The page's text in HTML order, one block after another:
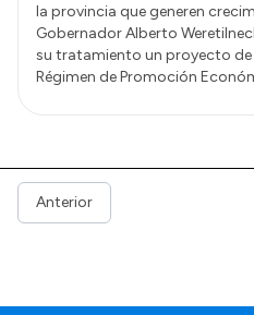
la provincia que generen
Gobernador Alberto
su tratamiento un proyecto de
Régimen de Promoción
Anterior